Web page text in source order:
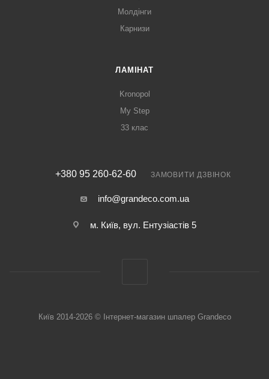
Молдінги
Карнизи
ЛАМІНАТ
Kronopol
My Step
33 клас
+380 95 260-62-60 ЗАМОВИТИ ДЗВІНОК
info@grandeco.com.ua
м. Київ, вул. Ентузіастів 5
Київ 2014-2026 © Інтернет-магазин шпалер Grandeco